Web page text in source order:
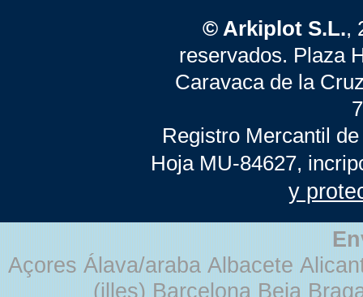
© Arkiplot S.L.,
reservados. Plaza
Caravaca de la
Registro Mercantil
Hoja MU-84627,
y
Açores Álava/araba Albacete
(illes) Barcelona Beja